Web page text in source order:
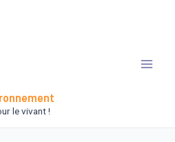
le vivant !